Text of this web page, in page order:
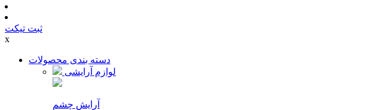
ثبت تیکت
x
دسته بندی محصولات
لوازم آرایشی
آرایش چشم